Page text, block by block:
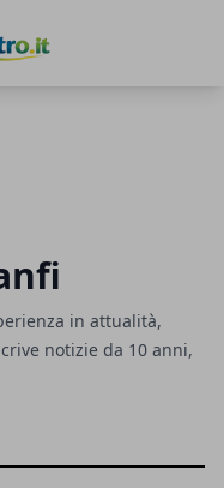
in attualità,
notizie da 10 anni,